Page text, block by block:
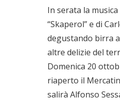
In serata la musica
“Skaperol” e di
degustando birra
altre delizie del
Domenica 20
riaperto il
salirà Alfonso